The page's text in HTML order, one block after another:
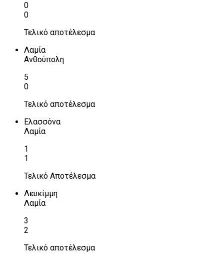
0
0
Τελικό αποτέλεσμα
Λαμία
Ανθούπολη
5
0
Τελικό αποτέλεσμα
Ελασσόνα
Λαμία
1
1
Τελικό Αποτέλεσμα
Λευκίμμη
Λαμία
3
2
Τελικό αποτέλεσμα